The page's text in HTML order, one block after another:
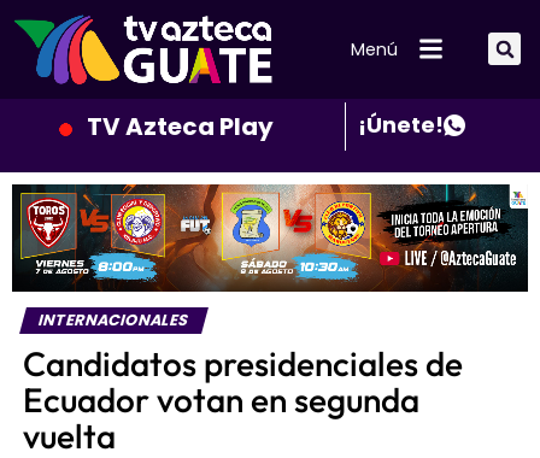
Menú
TV Azteca Play ¡Únete!
INTERNACIONALES
Candidatos presidenciales de
Ecuador votan en segunda
vuelta